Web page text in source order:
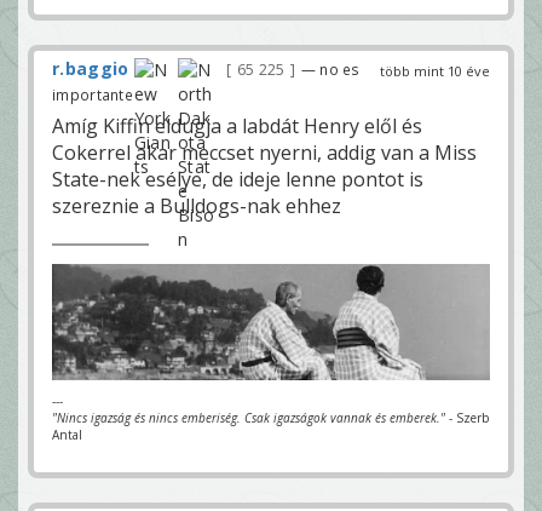
több mint 10 éve
r.baggio 65 225
— no es
importante
Amíg Kiffin eldugja a labdát Henry elől és
Cokerrel akar meccset nyerni, addig van a Miss
State-nek esélye, de ideje lenne pontot is
szereznie a Bulldogs-nak ehhez
---
"Nincs igazság és nincs emberiség. Csak igazságok vannak és emberek." - Szerb
Antal